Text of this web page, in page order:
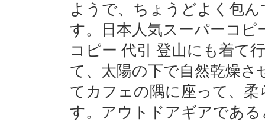
ようで、ちょうどよく包
す。日本人気スーパーコピ
コピー 代引 登山にも着て
て、太陽の下で自然乾燥
てカフェの隅に座って、
す。アウトドアギアであ